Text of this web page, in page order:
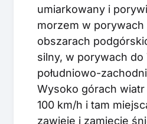
umiarkowany i
morzem w porywach
obszarach
silny, w porywach do
południowo-
Wysoko górach
100 km/h i tam
zawieje i zamiecie